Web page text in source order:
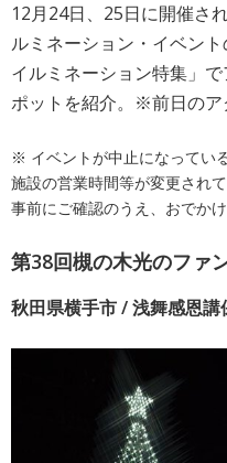
12月24日、25日に開催さ
ルミネーション・イベン
イルミネーション特集」
ポットを紹介。※前日のア
※ イベントが中止になってい
施設の営業時間等が変更され
事前にご確認のうえ、おでかけ
第38回槻の木光のファ
秋田県横手市 / 浅舞感恩講